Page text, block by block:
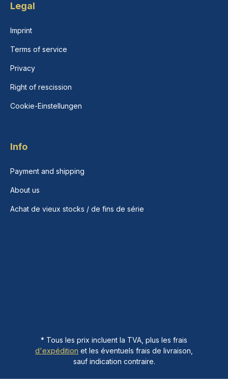
Legal
Imprint
Terms of service
Privacy
Right of rescission
Cookie-Einstellungen
Info
Payment and shipping
About us
Achat de vieux stocks / de fins de série
* Tous les prix incluent la TVA, plus les frais
d'expédition et les éventuels frais de livraison,
sauf indication contraire.